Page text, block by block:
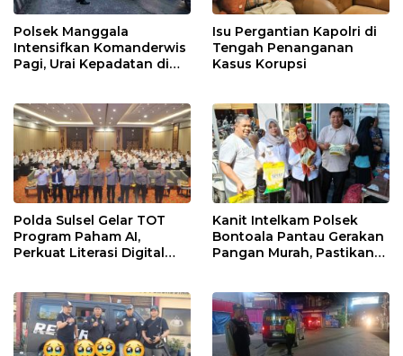
Polsek Manggala
Intensifkan Komanderwis
Pagi, Urai Kepadatan di
Isu Pergantian Kapolri di
Tengah Penanganan
Kasus Korupsi
Polda Sulsel Gelar TOT
Program Paham AI,
Perkuat Literasi Digital
Kanit Intelkam Polsek
Bontoala Pantau Gerakan
Pangan Murah, Pastikan